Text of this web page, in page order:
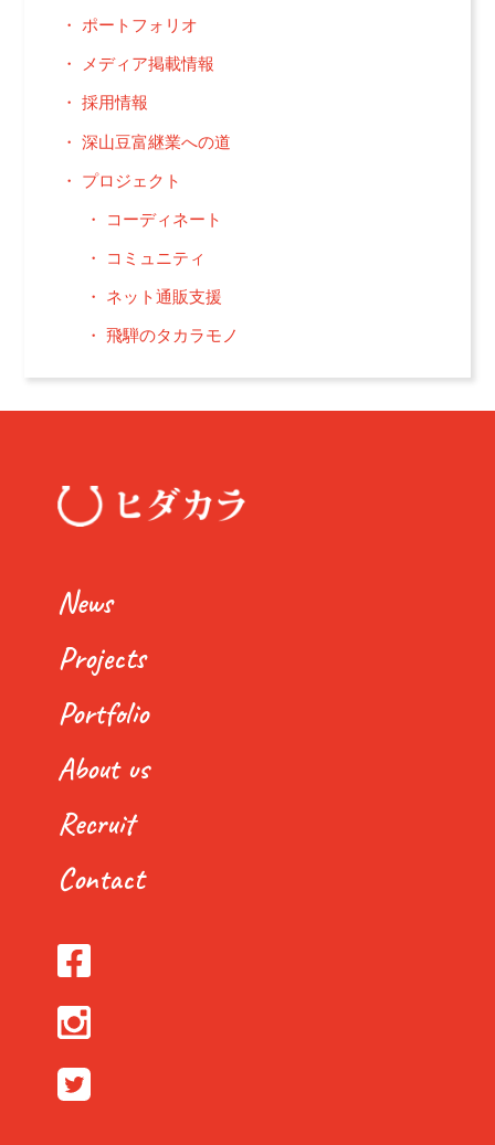
ポートフォリオ
メディア掲載情報
採用情報
深山豆富継業への道
プロジェクト
コーディネート
コミュニティ
ネット通販支援
飛騨のタカラモノ
News
Projects
Portfolio
About us
Recruit
Contact